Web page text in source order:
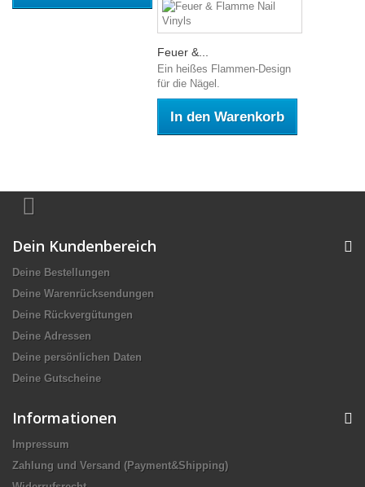
Feuer &...
Ein heißes Flammen-Design
für die Nägel.
In den Warenkorb
Dein Kundenbereich
Deine Bestellungen
Deine Warenrücksendungen
Deine Rückvergütungen
Deine Adressen
Deine persönlichen Daten
Deine Gutscheine
Informationen
Impressum
Zahlung und Versand (Payment&Shipping)